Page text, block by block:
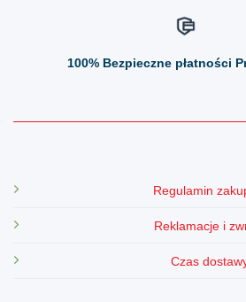
100% Bezpieczne płatności
Regulamin
Reklamacje i
Czas